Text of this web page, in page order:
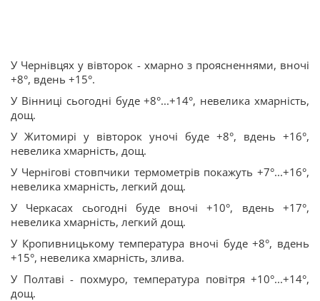
У Чернівцях у вівторок - хмарно з проясненнями, вночі
+8°, вдень +15°.
У Вінниці сьогодні буде +8°...+14°, невелика хмарність,
дощ.
У Житомирі у вівторок уночі буде +8°, вдень +16°,
невелика хмарність, дощ.
У Чернігові стовпчики термометрів покажуть +7°...+16°,
невелика хмарність, легкий дощ.
У Черкасах сьогодні буде вночі +10°, вдень +17°,
невелика хмарність, легкий дощ.
У Кропивницькому температура вночі буде +8°, вдень
+15°, невелика хмарність, злива.
У Полтаві - похмуро, температура повітря +10°...+14°,
дощ.